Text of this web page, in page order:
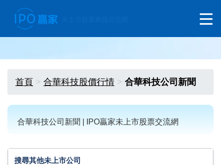
首頁 合華科技股價行情 合華科技公司新聞
合華科技公司新聞 | IPO贏家未上市股票交流網
搜尋其他未上市公司
搜尋其他未上市公司